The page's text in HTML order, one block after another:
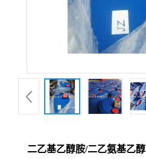
二乙基乙醇胺/二乙氨基乙醇